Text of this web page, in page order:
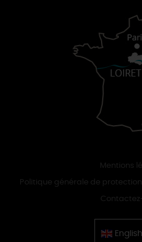
Mentions
Politique générale de
English